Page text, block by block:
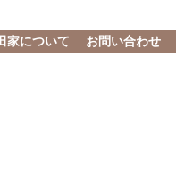
家について お問い合わせ